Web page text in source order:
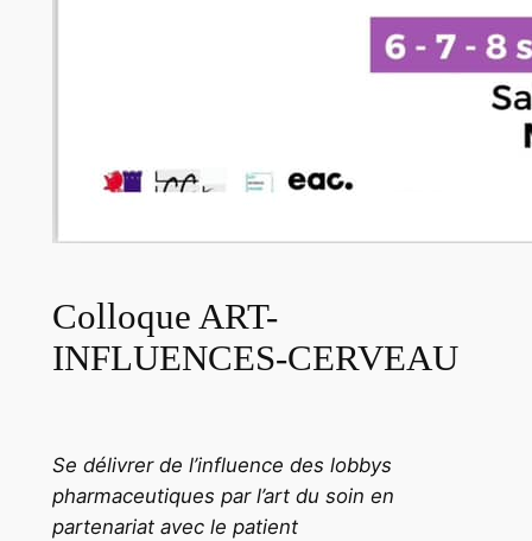
Colloque ART-
INFLUENCES-CERVEAU
Se délivrer de l’influence des lobbys
pharmaceutiques par l’art du soin en
partenariat avec le patient